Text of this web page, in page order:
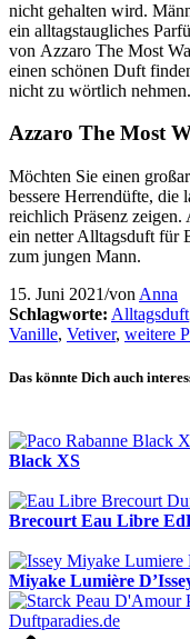
nicht gehalten wird.
ein alltagstaugliches
von Azzaro The Most
einen schönen Duft
nicht zu wörtlich nehmen.
Azzaro The Most
Möchten Sie einen
bessere Herrendüfte, die
reichlich Präsenz
ein netter Alltagsduft für
zum jungen Mann.
15. Juni 2021/von Anna
Schlagworte: Alltagsduft
Vanille, Vetiver, weitere
Das könnte Dich auch
Black XS
Brecourt Eau Libre
Miyake Lumière